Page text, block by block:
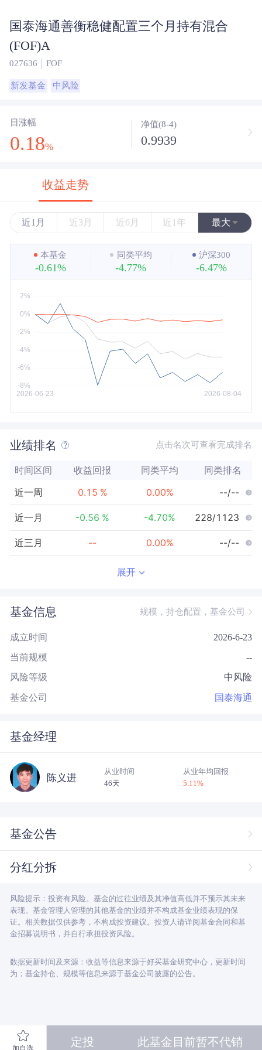
国泰海通善衡稳健配置三个月持有混合
(FOF)A
027636 FOF
新发基金 中风险
日涨幅
0.18%
净值(8-4)
0.9939
收益走势
近1月 近3月 近6月 近1年 最大
近3年
近5年
本基金
-0.61%
同类平均
-4.77%
沪深300
-6.47%
业绩排名 点击名次可查看完成排名
时间区间 收益回报 同类平均 同类排名
近一周 0.15 % 0.00% --/--
近一月 -0.56 % -4.70% 228/1123
近三月 -- 0.00% --/--
近三年 0.00 % --/--
近五年 --/--
成立以来 --/--
展开
基金信息 规模，持仓配置，基金公司
成立时间 2026-6-23
当前规模 --
风险等级 中风险
基金公司 国泰海通
基金经理
陈义进
从业时间
46天
从业年均回报
5.11%
基金公告
分红分拆
风险提示：投资有风险。基金的过往业绩及其净值高低并不预示其未来
表现。基金管理人管理的其他基金的业绩并不构成基金业绩表现的保
证。相关数据仅供参考，不构成投资建议。投资人请详阅基金合同和基
金招募说明书，并自行承担投资风险。
数据更新时间及来源：收益等信息来源于好买基金研究中心，更新时间
为；基金持仓、规模等信息来源于基金公司披露的公告。
加自选 定投 此基金目前暂不代销